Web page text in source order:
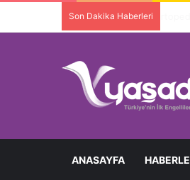
Son Dakika Haberleri
ANASAYFA